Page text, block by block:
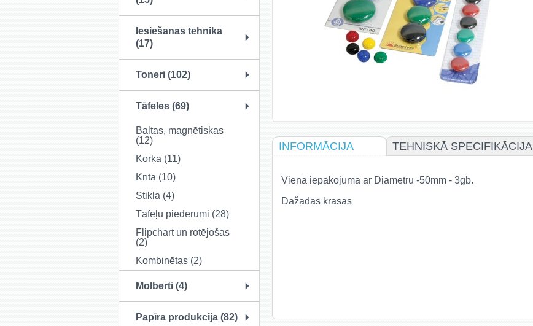
Iesiešanas tehnika
(17)
Toneri (102)
Tāfeles (69)
Baltas, magnētiskas
(12)
Korķa (11)
Krīta (10)
Stikla (4)
Tāfeļu piederumi (28)
Flipchart un rotējošas
(2)
Kombinētas (2)
Molberti (4)
Papīra produkcija (82)
INFORMĀCIJA TEHNISKĀ SPECIFIKĀCIJA
Vienā iepakojumā ar Diametru -50mm - 3gb.
Dažādās krāsās